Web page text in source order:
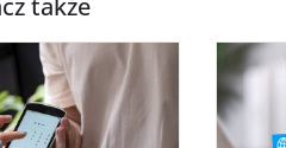
także